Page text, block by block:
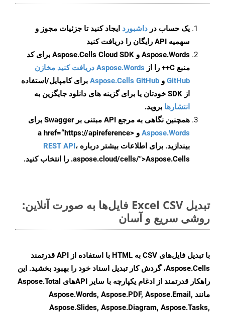
یک حساب در داشبورد ایجاد کنید تا جزئیات مجوز و
سهمیه API رایگان را دریافت کنید
Aspose.Words و Aspose.Cells Cloud SDK برای کد
منبع C++ را از
Aspose.Words دریافت کنید مخازن
GitHub و Aspose.Cells GitHub برای کامپایل/استفاده
از SDK خودتان یا برای گزینه های دانلود جایگزین به
انتشارها بروید.
همچنین نگاهی به مرجع API مبتنی بر Swagger برای
Aspose.Words
و <a href=“https://apireference
بیندازید. برای اطلاعات بیشتر درباره REST API،
.aspose.cloud/cells/">Aspose.Cells را انتخاب کنید.
تبدیل Excel CSV فایل‌ها به صورت آنلاین:
روشی سریع و آسان
با تبدیل فایل‌های CSV به HTML با استفاده از API قدرتمند
Aspose.Cells، گردش کار تبدیل اسناد خود را بهبود بخشید. این
راهکار قدرتمند از ادغام یکپارچه با سایر APIهای Aspose.Total
مانند Aspose.Words, Aspose.PDF, Aspose.Email,
Aspose.Slides, Aspose.Diagram, Aspose.Tasks,